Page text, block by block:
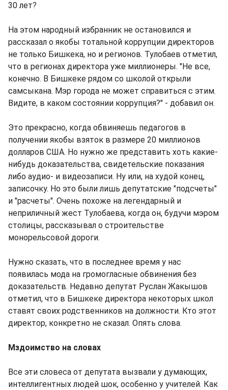
30 лет?
На этом народный избранник не остановился и
рассказал о якобы тотальной коррупции директоров
не только Бишкека, но и регионов. Тулобаев отметил,
что в регионах директора уже миллионеры. "Не все,
конечно. В Бишкеке рядом со школой открыли
самсыкана. Мэр города не может справиться с этим.
Видите, в каком состоянии коррупция?" - добавил он.
Это прекрасно, когда обвиняешь педагогов в
получении якобы взяток в размере 20 миллионов
долларов США. Но нужно же представить хоть какие-
нибудь доказательства, свидетельские показания
либо аудио- и видеозаписи. Ну или, на худой конец,
записочку. Но это были лишь депутатские "подсчеты"
и "расчеты". Очень похоже на легендарный и
неприличный жест Тулобаева, когда он, будучи мэром
столицы, рассказывал о строительстве
монорельсовой дороги.
Нужно сказать, что в последнее время у нас
появилась мода на громогласные обвинения без
доказательств. Недавно депутат Руслан Жакышов
отметил, что в Бишкеке директора некоторых школ
ставят своих родственников на должности. Кто этот
директор, конкретно не сказал. Опять слова.
Мздоимство на словах
Все эти словеса от депутата вызвали у думающих,
интеллигентных людей шок, особенно у учителей. Как